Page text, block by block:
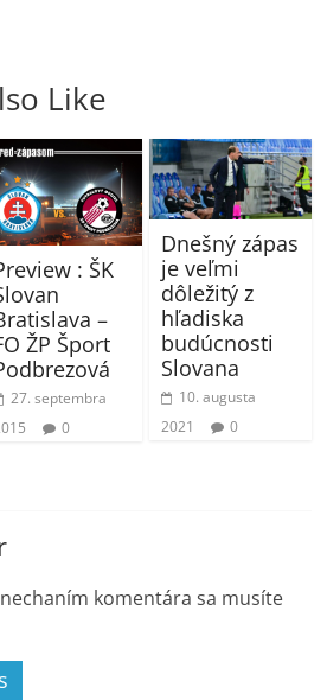
Like
: ŠK
–
ŽP Šport
27. septembra
0
Dnešný zápas
je veľmi
dôležitý z
hľadiska
budúcnosti
Slovana
10. augusta
2021
0
komentára sa musíte